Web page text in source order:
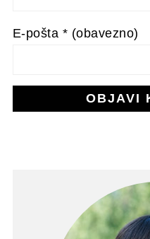
E-pošta * (obavezno)